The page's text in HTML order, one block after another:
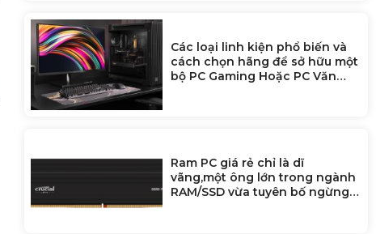
Các loại linh kiện phổ biến và
cách chọn hãng để sở hữu một
bộ PC Gaming Hoặc PC Văn
Ram PC giá rẻ chỉ là dĩ
vãng,một ông lớn trong ngành
RAM/SSD vừa tuyên bố ngừng